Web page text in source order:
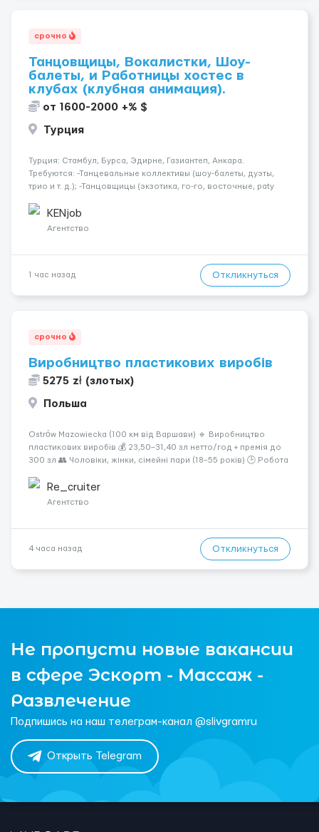
срочно
Танцовщицы, Вокалистки, Шоу-
балеты, и Работницы хостес в
клубах (клубная анимация).
от 1600-2000 +% $
Турция
Турция: Стамбул, Бурса, Эдирне, Газиантеп, Анкара.
Требуются: -Танцевальные коллективы (шоу-балеты, дуэты,
трио и т. д.); -Танцовщицы (экзотика, го-го, восточные, paty
языках); -Гимнастки; -Работницы хостесc в кл...
KENjob
Агентство
1 час назад Откликнуться
срочно
Виробництво пластикових виробів
5275 zł (злотых)
Польша
Ostrów Mazowiecka (100 км від Варшави) 🔹 Виробництво
пластикових виробів 💰 23,50–31,40 зл нетто/год + премія до
300 зл 👥 Чоловіки, жінки, сімейні пари (18–55 років) 🕒 Робота
житло — 400 зл. 📦 Обов...
Re_cruiter
Агентство
4 часа назад Откликнуться
Не пропусти новые вакансии
в сфере Эскорт - Массаж -
Развлечение
Подпишись на наш телеграм-канал @slivgramru
Открыть Telegram